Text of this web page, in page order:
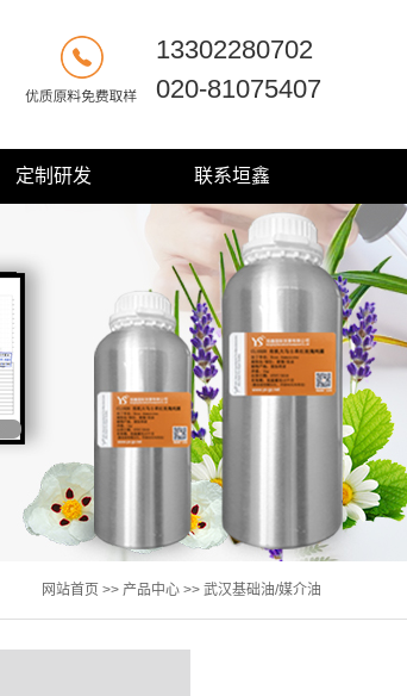
13302280702
020-81075407
定制研发
订购须知
分装指引
联系垣鑫
联系方式
公司概况
网站首页 >> 产品中心 >> 武汉基础油/媒介油